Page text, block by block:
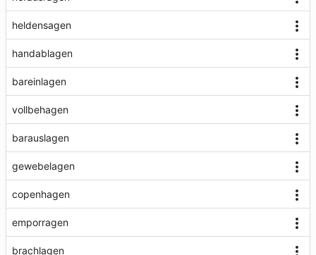
heldensagen
handablagen
bareinlagen
vollbehagen
barauslagen
gewebelagen
copenhagen
emporragen
brachlagen